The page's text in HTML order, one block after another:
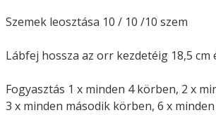
Szemek leosztása 10 / 10 /10 szem
Lábfej hossza az orr kezdetéig 18,5 cm
Fogyasztás 1 x minden 4 körben, 2 x
3 x minden második körben, 6 x